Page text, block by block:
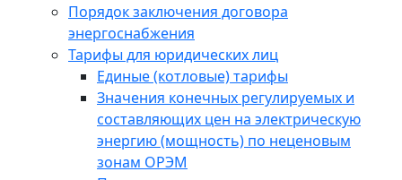
Порядок заключения договора
энергоснабжения
Тарифы для юридических лиц
Единые (котловые) тарифы
Значения конечных регулируемых и
составляющих цен на электрическую
энергию (мощность) по неценовым
зонам ОРЭМ